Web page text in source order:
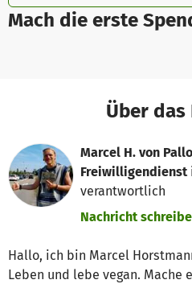
Mach die erste
Über
Marcel H. von
Freiwilligendienst
verantwortlich
Nachricht
Hallo, ich bin Marcel
Leben und lebe vegan. Mache